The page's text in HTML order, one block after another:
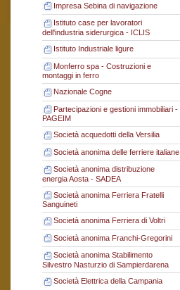
Impresa Sebina di navigazione
Istituto case per lavoratori
dell'industria siderurgica - ICLIS
Istituto Industriale ligure
Monferro spa - Costruzioni e
montaggi in ferro
Nazionale Cogne
Partecipazioni e gestioni immobiliari -
PAGEIM
Società acquedotti della Versilia
Società anonima delle ferriere italiane
Società anonima distribuzione
energia Aosta - SADEA
Società anonima Ferriera Fratelli
Sanguineti
Società anonima Ferriera di Voltri
Società anonima Franchi-Gregorini
Società anonima Stabilimento
Silvestro Nasturzio di Sampierdarena
Società Elettrica della Campania